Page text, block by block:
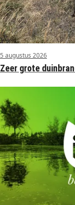
5 augustus 2026
Zeer grote